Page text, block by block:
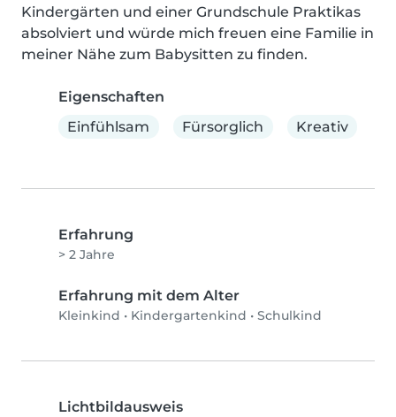
Kindergärten und einer Grundschule Praktikas
absolviert und würde mich freuen eine Familie in
meiner Nähe zum Babysitten zu finden.
Eigenschaften
Einfühlsam
Fürsorglich Kreativ
Erfahrung
> 2 Jahre
Erfahrung mit dem Alter
Kleinkind • Kindergartenkind • Schulkind
Lichtbildausweis